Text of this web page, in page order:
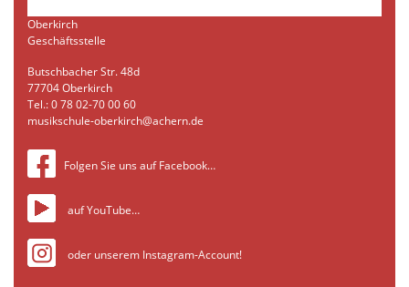
Oberkirch
Geschäftsstelle
Butschbacher Str. 48d
77704 Oberkirch
Tel.: 0 78 02-70 00 60
musikschule-oberkirch@achern.de
Folgen Sie uns auf Facebook…
auf YouTube…
oder unserem Instagram-Account!